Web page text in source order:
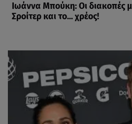
Ιωάννα Μπούκη: Οι διακοπές
Σροίτερ και το... χρέος!